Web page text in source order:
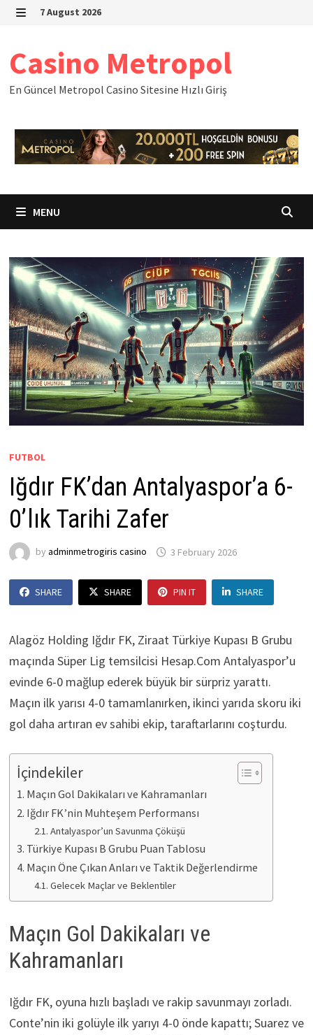
Skip
7 August 2026
Casino Metropol
En Güncel Metropol Casino Sitesine Hızlı Giriş
MENU
FUTBOL
Iğdır FK’dan Antalyaspor’a 6-
0’lık Tarihi Zafer
by adminmetrogiris casino 3 February 2026
SHARE SHARE PIN IT SHARE
Alagöz Holding Iğdır FK, Ziraat Türkiye Kupası B Grubu
maçında Süper Lig temsilcisi Hesap.Com Antalyaspor’u
evinde 6-0 mağlup ederek büyük bir sürpriz yarattı.
Maçın ilk yarısı 4-0 tamamlanırken, ikinci yarıda skoru iki
gol daha artıran ev sahibi ekip, taraftarlarını coşturdu.
İçindekiler
Maçın Gol Dakikaları ve Kahramanları
Iğdır FK’nin Muhteşem Performansı
Antalyaspor’un Savunma Çöküşü
Türkiye Kupası B Grubu Puan Tablosu
Maçın Öne Çıkan Anları ve Taktik Değerlendirme
Gelecek Maçlar ve Beklentiler
Maçın Gol Dakikaları ve
Kahramanları
Iğdır FK, oyuna hızlı başladı ve rakip savunmayı zorladı.
Conte’nin iki golüyle ilk yarıyı 4-0 önde kapattı; Suarez ve